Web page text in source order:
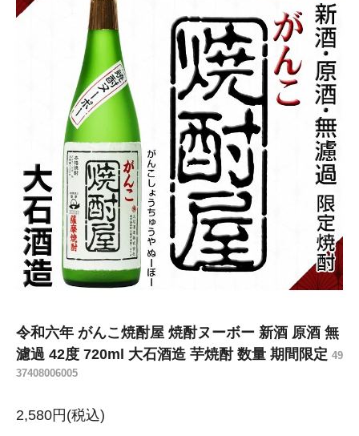
令和六年 がんこ焼酎屋 焼酎ヌーボー 新酒 原酒 無
濾過 42度 720ml 大石酒造 芋焼酎 数量 期間限定 49
37408006005
2,580円(税込)